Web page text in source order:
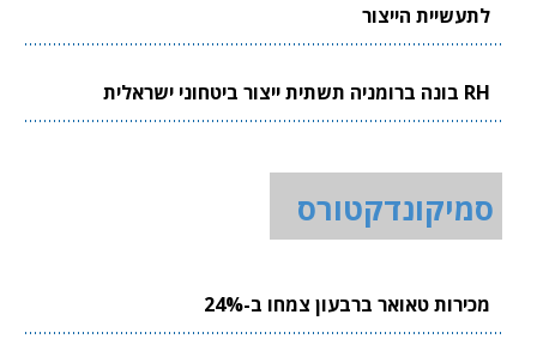
לתעשיית הייצור
RH בונה ברומניה תשתית ייצור ביטחוני ישראלית
סמיקונדקטורס
מכירות טאואר ברבעון צמחו ב-24%